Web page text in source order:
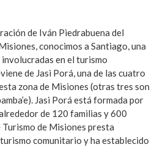
de Iván Piedrabuena del
conocimos a Santiago, una
en el turismo
de Jasi Porá, una de las cuatro
zona de Misiones (otras tres son
Jasi Porá está formada por
de 120 familias y 600
de Misiones presta
comunitario y ha establecido